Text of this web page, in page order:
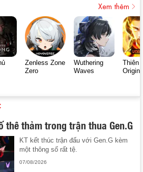
Xem thêm
Zenless Zone
Zero
Wuthering
Waves
Thiên
Origin
thê thảm trong trận thua Gen.G
KT kết thúc trận đấu với Gen.G kèm
một thông số rất tệ.
07/08/2026